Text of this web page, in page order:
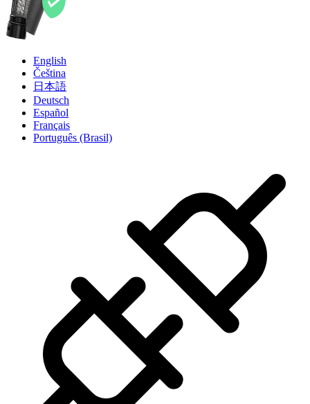
English
Čeština
日本語
Deutsch
Español
Français
Português (Brasil)